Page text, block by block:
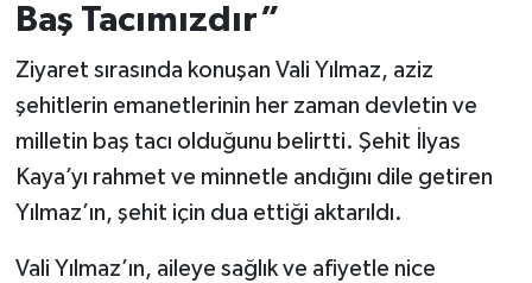
Baş Tacımızdır”
Ziyaret sırasında konuşan Vali Yılmaz, aziz
şehitlerin emanetlerinin her zaman devletin ve
milletin baş tacı olduğunu belirtti. Şehit İlyas
Kaya’yı rahmet ve minnetle andığını dile getiren
Yılmaz’ın, şehit için dua ettiği aktarıldı.
Vali Yılmaz’ın, aileye sağlık ve afiyetle nice